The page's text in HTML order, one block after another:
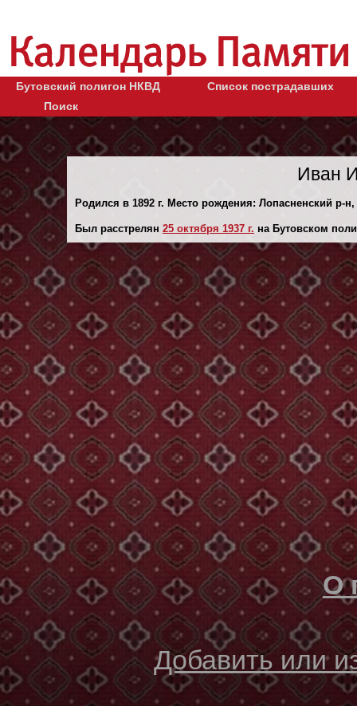
Бутовский полигон НКВД
Список пострадавших
Поиск
Иван
Родился в 1892 г. Место рождения: Лопасненский р-
Был расстрелян 25 октября 1937 г. на Бутовском
О
Добавить или